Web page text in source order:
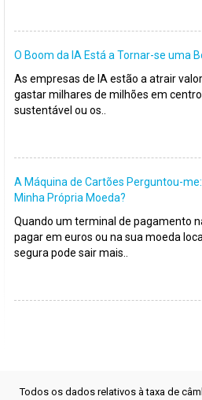
O Boom da IA Está a Tornar-se uma
As empresas de IA estão a atrair
gastar milhares de milhões em
sustentável ou os..
A Máquina de Cartões Perguntou-
Minha Própria Moeda?
Quando um terminal de pagamento
pagar em euros ou na sua moeda
segura pode sair mais..
Todos os dados relativos à taxa de